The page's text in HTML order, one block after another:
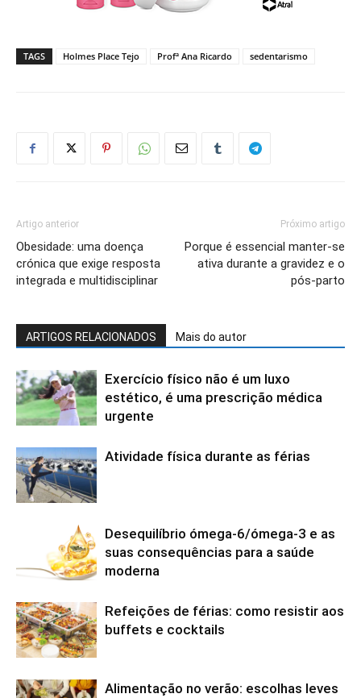
TAGS Holmes Place Tejo Profª Ana Ricardo sedentarismo
Artigo anterior
Obesidade: uma doença
crónica que exige resposta
integrada e multidisciplinar
Próximo artigo
Porque é essencial manter-se
ativa durante a gravidez e o
pós-parto
ARTIGOS RELACIONADOS Mais do autor
Exercício físico não é um luxo
estético, é uma prescrição médica
urgente
Atividade física durante as férias
Desequilíbrio ómega-6/ómega-3 e as
suas consequências para a saúde
moderna
Refeições de férias: como resistir aos
buffets e cocktails
Alimentação no verão: escolhas leves